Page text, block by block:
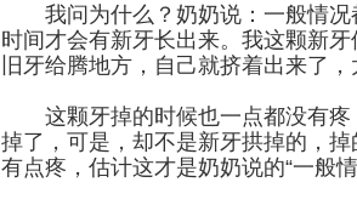
我问为什么？奶奶说：一般情况
时间才会有新牙长出来。我这颗新
旧牙给腾地方，自己就挤着出来了
这颗牙掉的时候也一点都没有疼
掉了，可是，却不是新牙拱掉的，
有点疼，估计这才是奶奶说的“一般